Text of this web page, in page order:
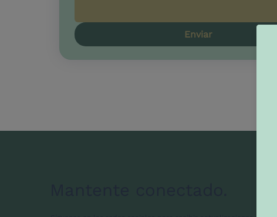
Enviar